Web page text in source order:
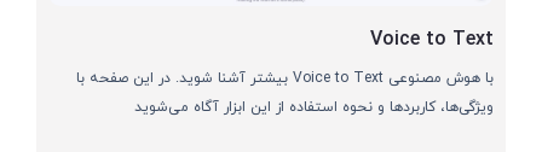
Voice to Text
با هوش مصنوعی Voice to Text بیشتر آشنا شوید. در این صفحه با
ویژگی‌ها، کاربردها و نحوه استفاده از این ابزار آگاه می‌شوید